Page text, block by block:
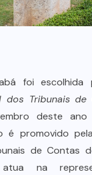
foi escolhida
dos Tribunais de
deste
é promovido
de Contas
na